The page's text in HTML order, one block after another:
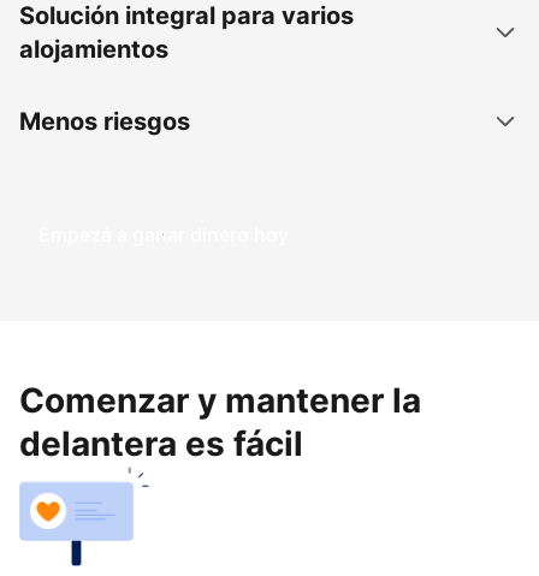
Solución integral para varios
alojamientos
Menos riesgos
Empezá a ganar dinero hoy
Comenzar y mantener la
delantera es fácil